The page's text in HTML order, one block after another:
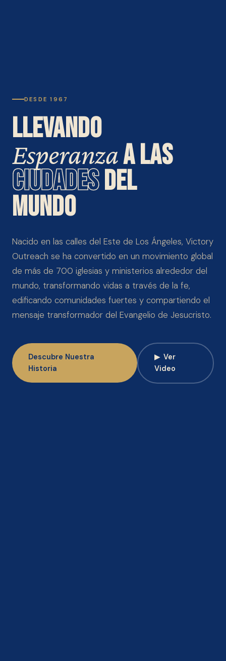
DESDE 1967
LLEVANDO
EsperanzaA LAS
CIUDADESDEL
MUNDO
Nacido en las calles del Este de Los Ángeles, Victory
Outreach se ha convertido en un movimiento global
de más de 700 iglesias y ministerios alrededor del
mundo, transformando vidas a través de la fe,
edificando comunidades fuertes y compartiendo el
mensaje transformador del Evangelio de Jesucristo.
Descubre Nuestra
Historia
▶ Ver
Video